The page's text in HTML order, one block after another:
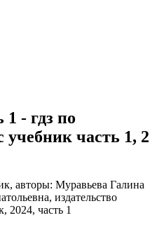
- гдз по
учебник часть 1, 2